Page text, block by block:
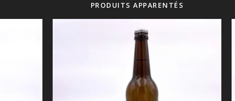
PRODUITS APPARENTÉS